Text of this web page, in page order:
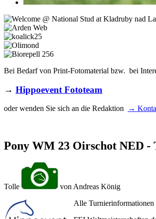
Bei Bedarf von Print-Fotomaterial bzw. bei
→ Hippoevent Fototeam
oder wenden Sie sich an die Redaktion →
Pony WM 23 Oirschot NED -
Tolle
von Andreas König
Alle Turnierinformationen